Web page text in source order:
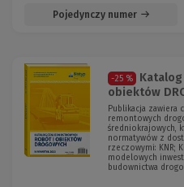
Pojedynczy numer
-25 %
obiektów
Publikacja zawiera
remontowych
średniokrajowych,
normatywów z
rzeczowymi: KNR;
modelowych
budownictwa